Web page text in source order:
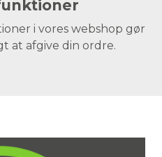
i vores webshop gør
at afgive din ordre.